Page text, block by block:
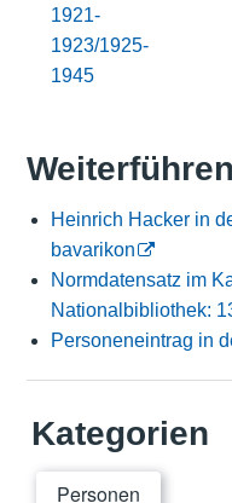
1921-
1923/1925-
1945
Heinrich Hacker in
bavarikon
Normdatensatz im
Nationalbibliothek:
Personeneintrag in
Kategorien
Personen